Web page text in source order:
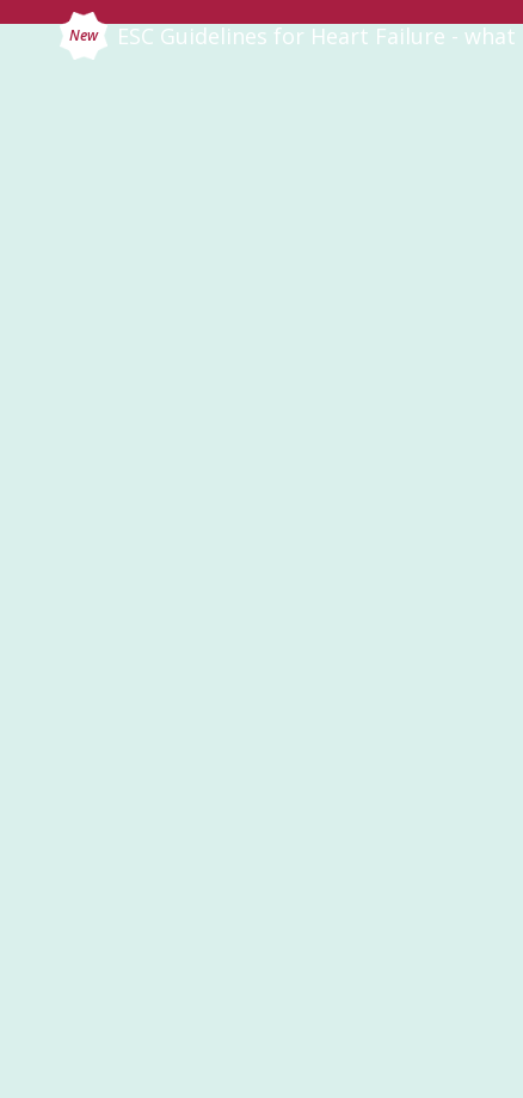
New ESC Guidelines for Heart Failure - what